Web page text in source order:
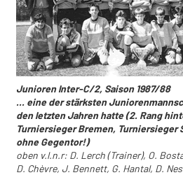
Junioren lnter-C/2, Saison 1987/88
... eine der stärksten
den letzten Jahren hatte (2. Rang
Turniersieger Bremen, Turniersieger
ohne Gegentor!)
oben v.l.n.r: D. Lerch (Trainer), O.
D. Chèvre, J. Bennett, G. Hantal, D.